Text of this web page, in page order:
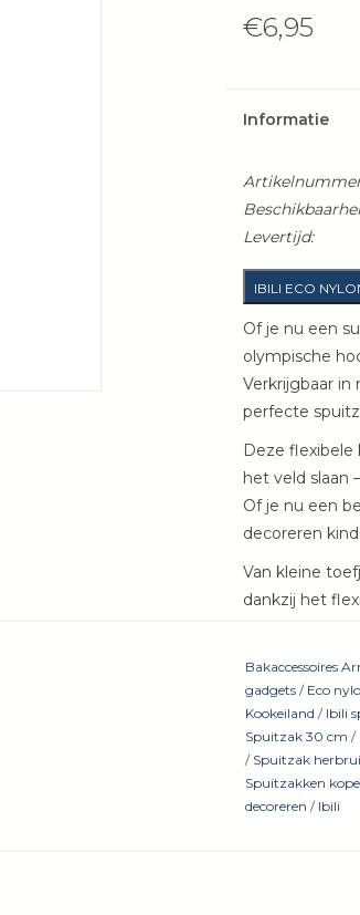
€6,95
Informatie
Levertijd:
IBILI ECO
Of je nu een
olympische
Verkrijgbaar in
perfecte
Deze
het veld slaan
Of je nu een
decoreren
Van kleine
dankzij het
Verkrijgbaar in
Gemaakt van
Bakaccessoires
gadgets / Eco
Kookeiland / Ibili
Spuitzak 30 cm /
/ Spuitzak
Spuitzakken
decoreren / Ibili